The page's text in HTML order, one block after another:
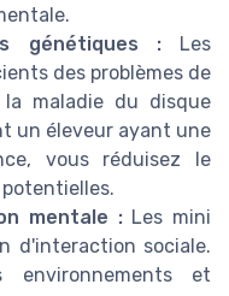
génétiques :Les
des problèmes de
maladie du disque
un éleveur ayant une
vous réduisez le
mentale :Les mini
d'interaction sociale.
environnements et